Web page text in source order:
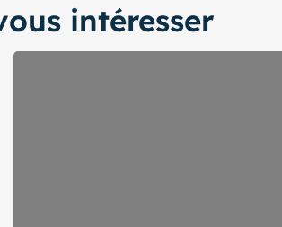
intéresser